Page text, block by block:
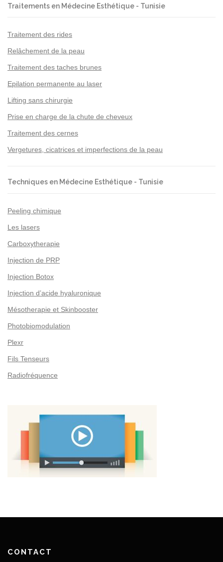
Traitements en Médecine Esthétique - Tunisie
Traitement des rides
Relâchement de la peau
Traitement des taches brunes
Epilation permanente au laser
Lifting sans chirurgie
Prise en charge de la chute de cheveux
Traitement des cernes
Vergetures, cicatrices et imperfections de la peau
Techniques en Médecine Esthétique - Tunisie
Peeling chimique
Les lasers
Carboxytherapie
Injection de PRP
Injection Botox
Injection d’acide hyaluronique
Mésotherapie et Skinbooster
Photobiomodulation
Plexr
Fils Tenseurs
Radiofréquence
CONTACT